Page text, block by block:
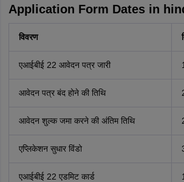
Application Form Dates in
विवरण
एआईबीई 22 आवेदन पत्र जारी
आवेदन पत्र बंद होने की तिथि
आवेदन शुल्क जमा करने की अंतिम तिथि
एप्लिकेशन सुधार विंडो
एआईबीई 22 एडमिट कार्ड